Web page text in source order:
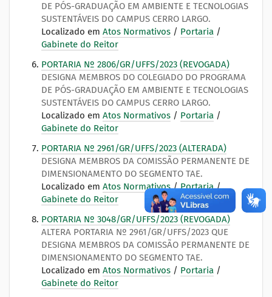
DE PÓS-GRADUAÇÃO EM AMBIENTE E TECNOLOGIAS
SUSTENTÁVEIS DO CAMPUS CERRO LARGO.
Localizado em Atos Normativos / Portaria /
Gabinete do Reitor
PORTARIA Nº 2806/GR/UFFS/2023 (REVOGADA)
DESIGNA MEMBROS DO COLEGIADO DO PROGRAMA
DE PÓS-GRADUAÇÃO EM AMBIENTE E TECNOLOGIAS
SUSTENTÁVEIS DO CAMPUS CERRO LARGO.
Localizado em Atos Normativos / Portaria /
Gabinete do Reitor
PORTARIA Nº 2961/GR/UFFS/2023 (ALTERADA)
DESIGNA MEMBROS DA COMISSÃO PERMANENTE DE
DIMENSIONAMENTO DO SEGMENTO TAE.
Localizado em Atos Normativos /Portaria /
Gabinete do Reitor
PORTARIA Nº 3048/GR/UFFS/2023 (REVOGADA)
ALTERA PORTARIA Nº 2961/GR/UFFS/2023 QUE
DESIGNA MEMBROS DA COMISSÃO PERMANENTE DE
DIMENSIONAMENTO DO SEGMENTO TAE.
Localizado em Atos Normativos / Portaria /
Gabinete do Reitor